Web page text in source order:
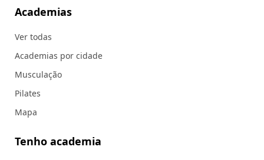
Academias
Ver todas
Academias por cidade
Musculação
Pilates
Mapa
Tenho academia